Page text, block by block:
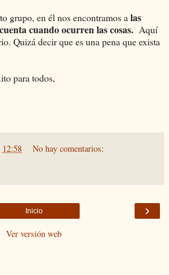
grupo, en él nos encontramos a las
cuando ocurren las cosas. Aquí
Quizá decir que es una pena que exista
para todos,
12:58 No hay comentarios:
›
Inicio
Ver versión web